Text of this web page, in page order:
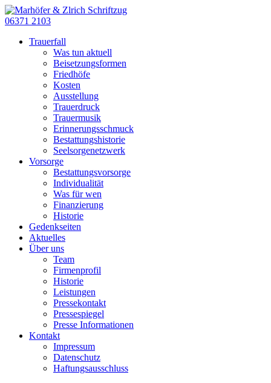
06371 2103
Trauerfall
Was tun aktuell
Beisetzungsformen
Friedhöfe
Kosten
Ausstellung
Trauerdruck
Trauermusik
Erinnerungsschmuck
Bestattungshistorie
Seelsorgenetzwerk
Vorsorge
Bestattungsvorsorge
Individualität
Was für wen
Finanzierung
Historie
Gedenkseiten
Aktuelles
Über uns
Team
Firmenprofil
Historie
Leistungen
Pressekontakt
Pressespiegel
Presse Informationen
Kontakt
Impressum
Datenschutz
Haftungsausschluss